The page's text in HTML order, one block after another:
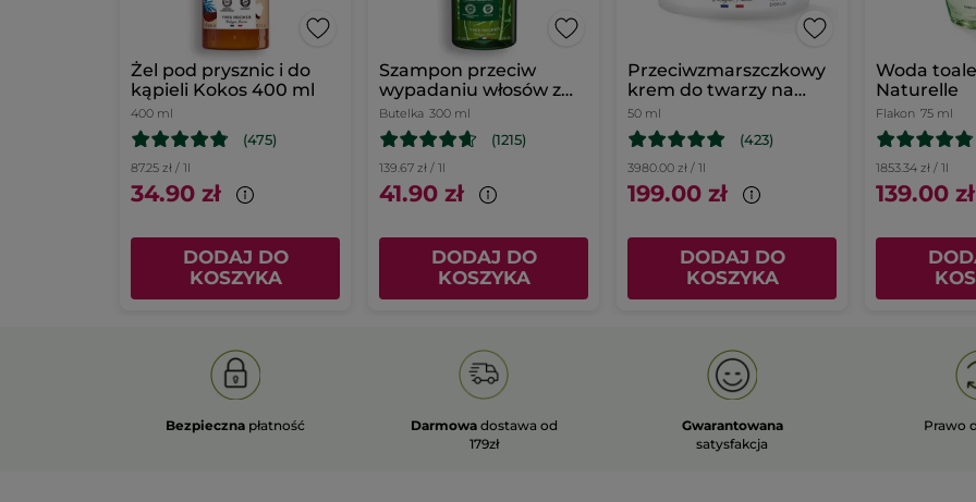
Żel pod prysznic i do
kąpieli Kokos 400 ml
400 ml
(475)
87.25 zł / 1l
34.90 zł
DODAJ DO
KOSZYKA
Szampon przeciw
wypadaniu włosów z
białym łubinem
Butelka 300 ml
(1215)
139.67 zł / 1l
41.90 zł
DODAJ DO
KOSZYKA
Przeciwzmarszczkowy
krem do twarzy na
dzień
50 ml
(423)
3980.00 zł / 1l
199.00 zł
DODAJ DO
KOSZYKA
Woda
Naturelle
Flakon 75 ml
1853.34 zł / 1l
139.00 zł
Bezpieczna płatność Darmowa dostawa od
179zł
Gwarantowana
satysfakcja
Prawo